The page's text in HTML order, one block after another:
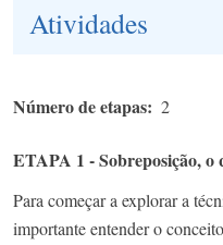
Atividades
Número de etapas 2
ETAPA 1 - Sobreposição, o
Para começar a explorar a
importante entender o